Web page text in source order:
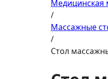
Медицинская
/
Массажные
/
Стол